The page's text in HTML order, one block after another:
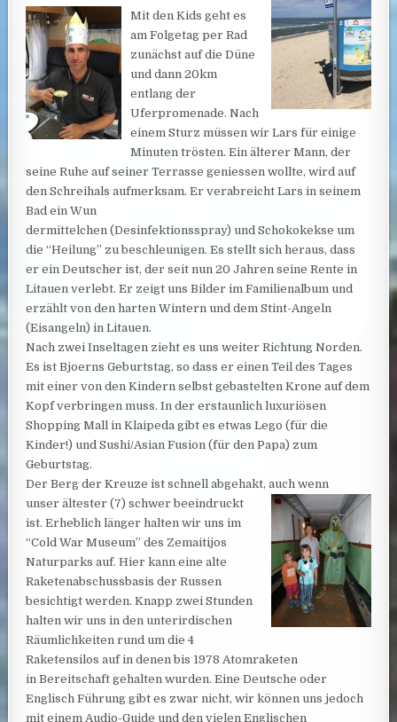
Mit den Kids geht es
am Folgetag per Rad
zunächst auf die Düne
und dann 20km
entlang der
Uferpromenade. Nach
einem Sturz müssen wir Lars für einige
Minuten trösten. Ein älterer Mann, der
seine Ruhe auf seiner Terrasse geniessen wollte, wird auf
den Schreihals aufmerksam. Er verabreicht Lars in seinem
Bad ein Wun
dermittelchen (Desinfektionsspray) und Schokokekse um
die “Heilung” zu beschleunigen. Es stellt sich heraus, dass
er ein Deutscher ist, der seit nun 20 Jahren seine Rente in
Litauen verlebt. Er zeigt uns Bilder im Familienalbum und
erzählt von den harten Wintern und dem Stint-Angeln
(Eisangeln) in Litauen.
Nach zwei Inseltagen zieht es uns weiter Richtung Norden.
Es ist Bjoerns Geburtstag, so dass er einen Teil des Tages
mit einer von den Kindern selbst gebastelten Krone auf dem
Kopf verbringen muss. In der erstaunlich luxuriösen
Shopping Mall in Klaipeda gibt es etwas Lego (für die
Kinder!) und Sushi/Asian Fusion (für den Papa) zum
Geburtstag.
Der Berg der Kreuze ist schnell abgehakt, auch wenn
unser ältester (7) schwer beeindruckt
ist. Erheblich länger halten wir uns im
“Cold War Museum” des Zemaitijos
Naturparks auf. Hier kann eine alte
Raketenabschussbasis der Russen
besichtigt werden. Knapp zwei Stunden
halten wir uns in den unterirdischen
Räumlichkeiten rund um die 4
Raketensilos auf in denen bis 1978 Atomraketen
in Bereitschaft gehalten wurden. Eine Deutsche oder
Englisch Führung gibt es zwar nicht, wir können uns jedoch
mit einem Audio-Guide und den vielen Englischen